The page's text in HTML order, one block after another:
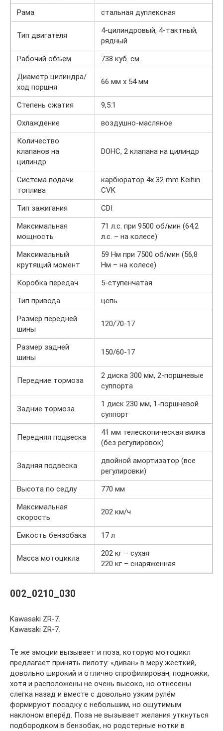
Рама
стальная дуплексная
Тип двигателя
4-цилиндровый, 4-тактный,
рядный
Рабочий объем
738 куб. см.
Диаметр цилиндра/
ход поршня
66 мм х 54 мм
Степень сжатия
9,5:1
Охлаждение
воздушно-масляное
Количество
клапанов на
цилиндр
DOHC, 2 клапана на цилиндр
Система подачи
топлива
карбюратор 4x 32 mm Keihin
CVK
Тип зажигания
CDI
Максимальная
мощность
71 л.с. при 9500 об/мин (64,2
л.с. – на колесе)
Максимальный
крутящий момент
59 Нм при 7500 об/мин (56,8
Нм – на колесе)
Коробка передач
5-ступенчатая
Тип привода
цепь
Размер передней
шины
120/70-17
Размер задней
шины
150/60-17
Передние тормоза
2 диска 300 мм, 2-поршневые
суппорта
Задние тормоза
1 диск 230 мм, 1-поршневой
суппорт
Передняя подвеска
41 мм телескопическая вилка
(без регулировок)
Задняя подвеска
двойной амортизатор (все
регулировки)
Высота по седлу
770 мм
Максимальная
скорость
202 км/ч
Емкость бензобака 17 л
Масса мотоцикла
202 кг – сухая
220 кг – снаряженная
002_0210_030
Kawasaki ZR-7.
Kawasaki ZR-7.
Те же эмоции вызывает и поза, которую мотоцикл
предлагает принять пилоту: «диван» в меру жёсткий,
довольно широкий и отлично спрофилирован, подножки,
хотя и расположены не очень высоко, но отнесены
слегка назад и вместе с довольно узким рулём
формируют посадку с небольшим, но ощутимым
наклоном вперёд. Поза не вызывает желания уткнуться
подбородком в бензобак, но родстерные нотки в